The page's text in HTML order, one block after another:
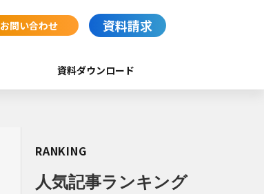
お問い合わせ 資料請求
資料ダウンロード
RANKING
人気記事ランキング